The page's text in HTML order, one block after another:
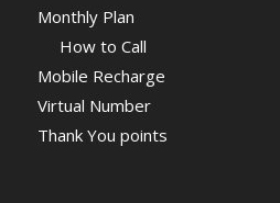
Monthly Plan
How to Call
Mobile Recharge
Virtual Number
Thank You points